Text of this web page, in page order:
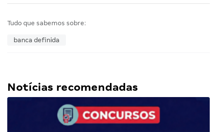
Tudo que sabemos sobre:
banca definida
Notícias recomendadas